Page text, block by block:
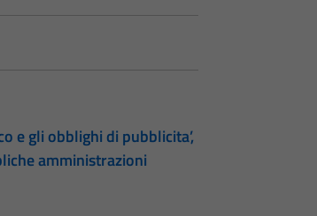
e gli obblighi di pubblicita’,
amministrazioni